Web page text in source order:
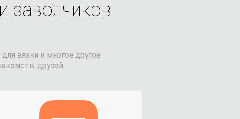
заводчиков
вязки и многое другое
друзей